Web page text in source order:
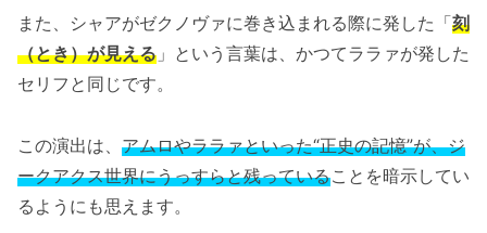
また、シャアがゼクノヴァに巻き込まれる際に発した「刻
（とき）が見える 」という言葉は、かつてララァが発した
セリフと同じです。
この演出は、 アムロやララァといった“正史の記憶”が、ジ
ークアクス世界にうっすらと残っていることを暗示してい
るようにも思えます。